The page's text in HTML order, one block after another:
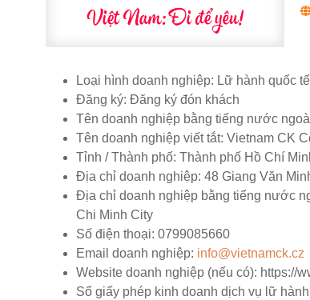
Loại hình doanh nghiệp: Lữ hành quốc tế
Đăng ký: Đăng ký đón khách
Tên doanh nghiệp bằng tiếng nước
Tên doanh nghiệp viết tắt: Vietnam CK
Tỉnh / Thành phố: Thành phố Hồ Chí
Địa chỉ doanh nghiệp: 48 Giang Văn
Địa chỉ doanh nghiệp bằng tiếng nước
Chi Minh City
Số điện thoại: 0799085660
Email doanh nghiệp: info@vietnamck.cz
Website doanh nghiệp (nếu có): https://
Số giấy phép kinh doanh dịch vụ lữ